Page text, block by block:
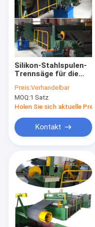
Produkte
Videos
Über uns
Silikon-Stahlspulen-
Trennsäge für die
Herstellung
Preis:Verhandelbar
MOQ:1 Satz
Holen Sie sich aktuelle Preis
Kontakt